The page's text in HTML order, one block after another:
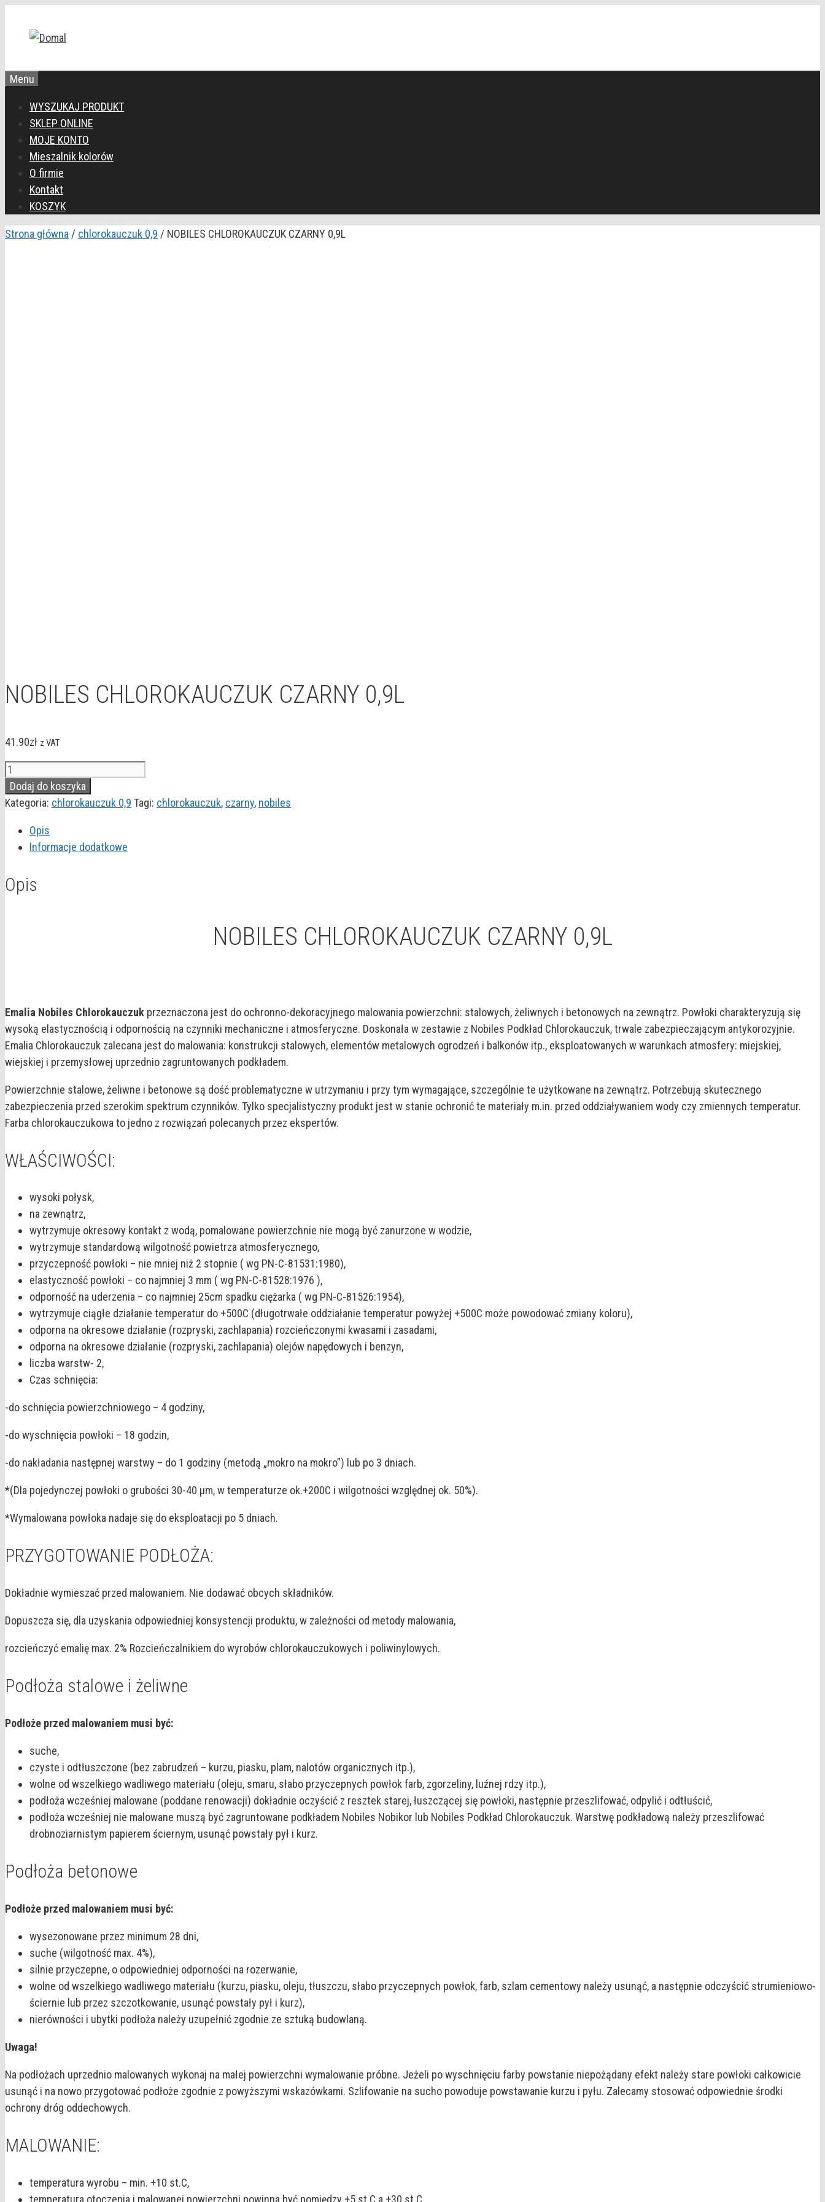
Menu
WYSZUKAJ PRODUKT
SKLEP ONLINE
MOJE KONTO
Mieszalnik kolorów
O firmie
Kontakt
KOSZYK
Strona główna / chlorokauczuk 0,9 / NOBILES CHLOROKAUCZUK CZARNY 0,9L
NOBILES CHLOROKAUCZUK CZARNY 0,9L
41.90zł z VAT
ilość
NOBILES
CHLOROKAUCZUK
0,9L
Dodaj do koszyka
Kategoria: chlorokauczuk 0,9 Tagi: chlorokauczuk, czarny, nobiles
Opis
Informacje dodatkowe
Opis
NOBILES CHLOROKAUCZUK CZARNY 0,9L
Emalia Nobiles Chlorokauczuk przeznaczona jest do ochronno-dekoracyjnego malowania powierzchni: stalowych, żeliwnych i betonowych na zewnątrz. Powłoki charakteryzują się
wysoką elastycznością i odpornością na czynniki mechaniczne i atmosferyczne. Doskonała w zestawie z Nobiles Podkład Chlorokauczuk, trwale zabezpieczającym antykorozyjnie.
Emalia Chlorokauczuk zalecana jest do malowania: konstrukcji stalowych, elementów metalowych ogrodzeń i balkonów itp., eksploatowanych w warunkach atmosfery: miejskiej,
wiejskiej i przemysłowej uprzednio zagruntowanych podkładem.
Powierzchnie stalowe, żeliwne i betonowe są dość problematyczne w utrzymaniu i przy tym wymagające, szczególnie te użytkowane na zewnątrz. Potrzebują skutecznego
zabezpieczenia przed szerokim spektrum czynników. Tylko specjalistyczny produkt jest w stanie ochronić te materiały m.in. przed oddziaływaniem wody czy zmiennych temperatur.
Farba chlorokauczukowa to jedno z rozwiązań polecanych przez ekspertów.
WŁAŚCIWOŚCI:
wysoki połysk,
na zewnątrz,
wytrzymuje okresowy kontakt z wodą, pomalowane powierzchnie nie mogą być zanurzone w wodzie,
wytrzymuje standardową wilgotność powietrza atmosferycznego,
przyczepność powłoki – nie mniej niż 2 stopnie ( wg PN-C-81531:1980),
elastyczność powłoki – co najmniej 3 mm ( wg PN-C-81528:1976 ),
odporność na uderzenia – co najmniej 25cm spadku ciężarka ( wg PN-C-81526:1954),
wytrzymuje ciągłe działanie temperatur do +500C (długotrwałe oddziałanie temperatur powyżej +500C może powodować zmiany koloru),
odporna na okresowe działanie (rozpryski, zachlapania) rozcieńczonymi kwasami i zasadami,
odporna na okresowe działanie (rozpryski, zachlapania) olejów napędowych i benzyn,
liczba warstw- 2,
Czas schnięcia:
-do schnięcia powierzchniowego – 4 godziny,
-do wyschnięcia powłoki – 18 godzin,
-do nakładania następnej warstwy – do 1 godziny (metodą „mokro na mokro”) lub po 3 dniach.
*(Dla pojedynczej powłoki o grubości 30-40 µm, w temperaturze ok.+200C i wilgotności względnej ok. 50%).
*Wymalowana powłoka nadaje się do eksploatacji po 5 dniach.
PRZYGOTOWANIE PODŁOŻA:
Dokładnie wymieszać przed malowaniem. Nie dodawać obcych składników.
Dopuszcza się, dla uzyskania odpowiedniej konsystencji produktu, w zależności od metody malowania,
rozcieńczyć emalię max. 2% Rozcieńczalnikiem do wyrobów chlorokauczukowych i poliwinylowych.
Podłoża stalowe i żeliwne
Podłoże przed malowaniem musi być:
suche,
czyste i odtłuszczone (bez zabrudzeń – kurzu, piasku, plam, nalotów organicznych itp.),
wolne od wszelkiego wadliwego materiału (oleju, smaru, słabo przyczepnych powłok farb, zgorzeliny, luźnej rdzy itp.),
podłoża wcześniej malowane (poddane renowacji) dokładnie oczyścić z resztek starej, łuszczącej się powłoki, następnie przeszlifować, odpylić i odtłuścić,
podłoża wcześniej nie malowane muszą być zagruntowane podkładem Nobiles Nobikor lub Nobiles Podkład Chlorokauczuk. Warstwę podkładową należy przeszlifować
drobnoziarnistym papierem ściernym, usunąć powstały pył i kurz.
Podłoża betonowe
Podłoże przed malowaniem musi być:
wysezonowane przez minimum 28 dni,
suche (wilgotność max. 4%),
silnie przyczepne, o odpowiedniej odporności na rozerwanie,
wolne od wszelkiego wadliwego materiału (kurzu, piasku, oleju, tłuszczu, słabo przyczepnych powłok, farb, szlam cementowy należy usunąć, a następnie odczyścić strumieniowo-
ściernie lub przez szczotkowanie, usunąć powstały pył i kurz),
nierówności i ubytki podłoża należy uzupełnić zgodnie ze sztuką budowlaną.
Uwaga!
Na podłożach uprzednio malowanych wykonaj na małej powierzchni wymalowanie próbne. Jeżeli po wyschnięciu farby powstanie niepożądany efekt należy stare powłoki całkowicie
usunąć i na nowo przygotować podłoże zgodnie z powyższymi wskazówkami. Szlifowanie na sucho powoduje powstawanie kurzu i pyłu. Zalecamy stosować odpowiednie środki
ochrony dróg oddechowych.
MALOWANIE:
temperatura wyrobu – min. +10 st.C,
temperatura otoczenia i malowanej powierzchni powinna być pomiędzy +5 st.C a +30 st.C,